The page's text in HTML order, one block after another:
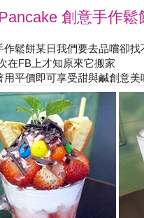
創意手作鬆
作鬆餅某日我們要去品嚐卻找
在FB上才知原來它搬家
用平價即可享受甜與鹹創意美